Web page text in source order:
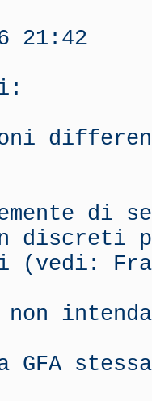
21:42
di
discreti
(vedi:
non